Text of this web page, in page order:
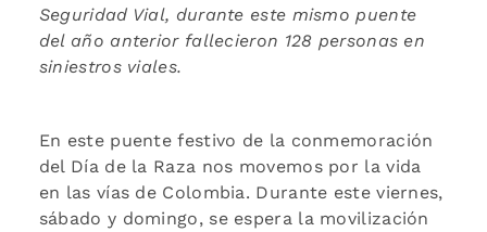
Seguridad Vial, durante este mismo puente
del año anterior fallecieron 128 personas en
siniestros viales.
En este puente festivo de la conmemoración
del Día de la Raza nos movemos por la vida
en las vías de Colombia. Durante este viernes,
sábado y domingo, se espera la movilización